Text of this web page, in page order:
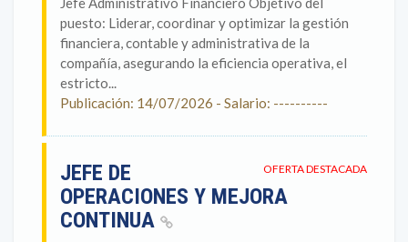
puesto: Liderar, coordinar y optimizar la gestión
financiera, contable y administrativa de la
compañía, asegurando la eficiencia operativa, el
estricto...
Publicación: 14/07/2026 - Salario: ----------
OFERTA DESTACADA
JEFE DE
OPERACIONES Y MEJORA
CONTINUA